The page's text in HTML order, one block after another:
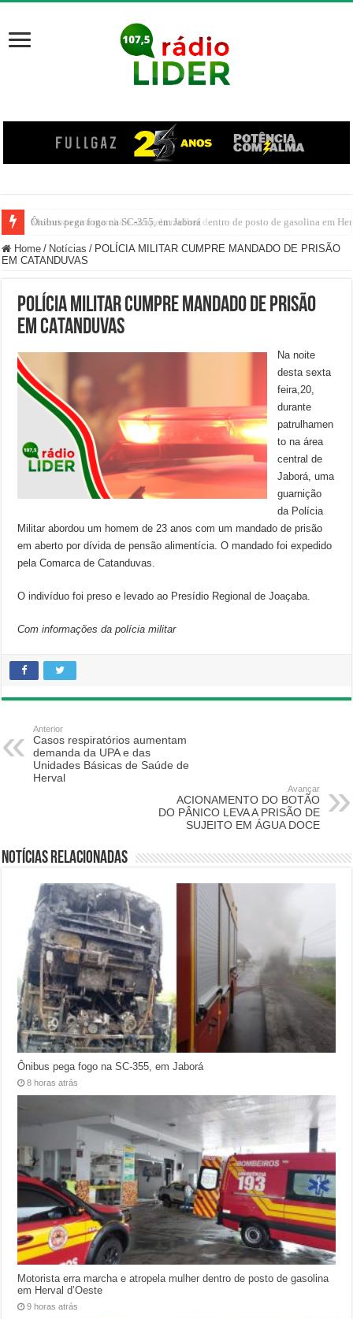
Ônibus pega fogo na SC-355, em Jaborá
Motorista erra marcha e atropela mulher dentro de posto de gasolina em
Home / Notícias / POLÍCIA MILITAR CUMPRE MANDADO DE PRISÃO
EM CATANDUVAS
POLÍCIA MILITAR CUMPRE MANDADO DE PRISÃO
EM CATANDUVAS
Na noite
desta sexta
feira,20,
durante
patrulhamen
to na área
central de
Jaborá, uma
guarnição
da Polícia
Militar abordou um homem de 23 anos com um mandado de prisão
em aberto por dívida de pensão alimentícia. O mandado foi expedido
pela Comarca de Catanduvas.
O indivíduo foi preso e levado ao Presídio Regional de Joaçaba.
Com informações da polícia militar
Anterior
Casos respiratórios aumentam
demanda da UPA e das
Unidades Básicas de Saúde de
Herval
Avançar
ACIONAMENTO DO BOTÃO
DO PÂNICO LEVA A PRISÃO DE
SUJEITO EM ÁGUA DOCE
Notícias relacionadas
Ônibus pega fogo na SC-355, em Jaborá
8 horas atrás
Motorista erra marcha e atropela mulher dentro de posto de gasolina
em Herval d’Oeste
9 horas atrás